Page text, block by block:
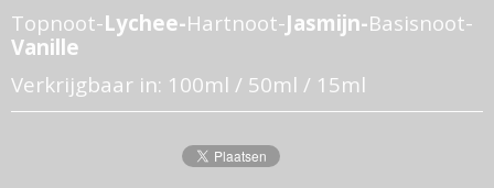
Topnoot-Lychee-Hartnoot-Jasmijn-Basisnoot-
Vanille
Verkrijgbaar in: 100ml / 50ml / 15ml